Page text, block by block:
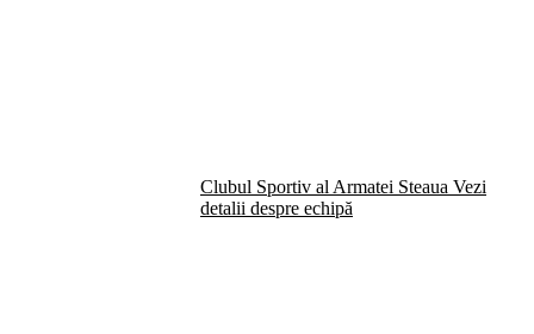
Clubul Sportiv al Armatei Steaua Vezi
detalii despre echipă